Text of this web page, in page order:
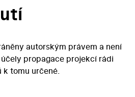
autorským právem a není
propagace projekcí rádi
k tomu určené.